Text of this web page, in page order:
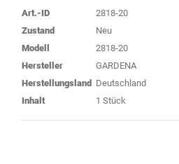
Art.-ID
2818-20
Zustand
Neu
Modell
2818-20
Hersteller
GARDENA
Herstellungsland Deutschland
Inhalt
1 Stück